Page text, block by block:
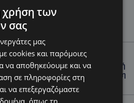
«Για αποκατάσταση της
για ένα δωμάτιο
σταματά η θαλάσσια επιβατική
Ελλάδας το 2027-Πότε θα κριθεί η
των
σας
μας
cookies και παρόμοιες
να αποθηκεύουμε και να
σε πληροφορίες στη
να επεξεργαζόμαστε
όπως τη